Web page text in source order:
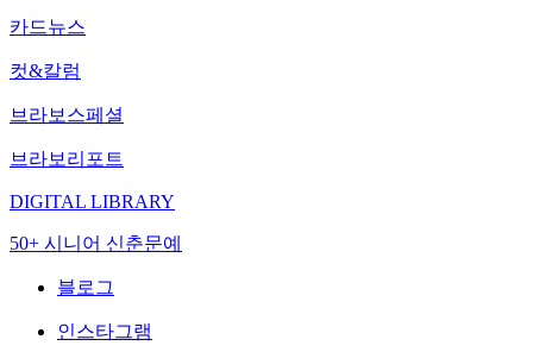
카드뉴스
컷&칼럼
브라보스페셜
브라보리포트
DIGITAL LIBRARY
50+ 시니어 신춘문예
블로그
인스타그램